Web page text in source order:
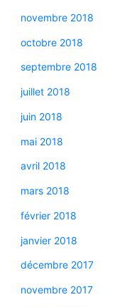
novembre 2018
octobre 2018
septembre 2018
juillet 2018
juin 2018
mai 2018
avril 2018
mars 2018
février 2018
janvier 2018
décembre 2017
novembre 2017